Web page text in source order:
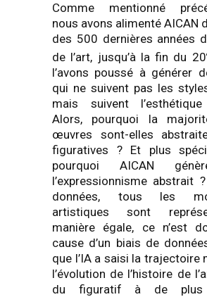
Comme mentionné
nous avons alimenté AICAN
des 500 dernières années
de l’art, jusqu’à la fin du 20
l’avons poussé à générer
qui ne suivent pas les
mais suivent l’esthétique
Alors, pourquoi la
œuvres sont-elles
figuratives ? Et plus
pourquoi AICAN
l’expressionnisme abstrait
données, tous les
artistiques sont
manière égale, ce n’est
cause d’un biais de
que l’IA a saisi la trajectoire
l’évolution de l’histoire de
du figuratif à de